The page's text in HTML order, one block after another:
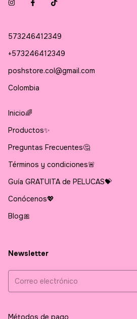
573246412349
+573246412349
poshstore.col@gmail.com
Colombia
Inicio🌈
Productos✨
Preguntas Frecuentes🤔
Términos y condiciones🚨
Guía GRATUITA de PELUCAS💝
Conócenos💖
Blog🎀
Newsletter
Métodos de pago